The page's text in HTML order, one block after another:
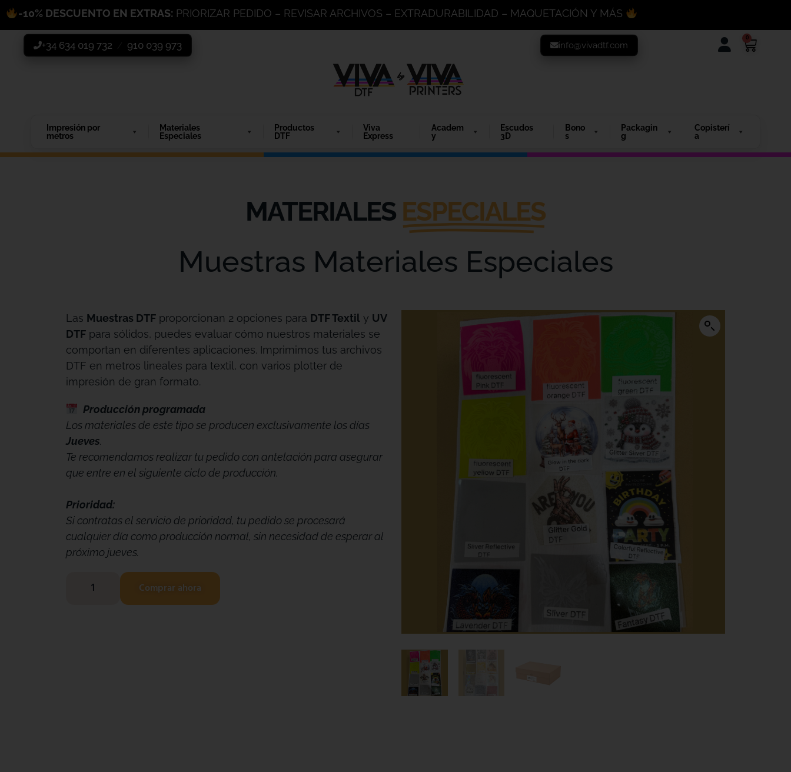
-10% DESCUENTO EN EXTRAS: PRIORIZAR PEDIDO – REVISAR ARCHIVOS – EXTRADURABILIDAD – MAQUETACIÓN Y MÁS
0
+34 634 019 732 910 039 973 info@vivadtf.com
Impresión por
metros
Materiales
Especiales
Productos
DTF
Viva
Express
Academ
y
Escudos
3D
Bono
s
Packagin
g
Copisterí
a
MATERIALES ESPECIALES
Muestras Materiales Especiales
Las Muestras DTF proporcionan 2 opciones para DTF Textil y UV
DTF para sólidos, puedes evaluar cómo nuestros materiales se
comportan en diferentes aplicaciones. Imprimimos tus archivos
DTF en metros lineales para textil, con varios plotter de
impresión de gran formato.
Producción programada
Los materiales de este tipo se producen exclusivamente los días
Jueves.
Te recomendamos realizar tu pedido con antelación para asegurar
que entre en el siguiente ciclo de producción.
Prioridad:
Si contratas el servicio de prioridad, tu pedido se procesará
cualquier día como producción normal, sin necesidad de esperar al
próximo jueves.
Comprar ahora